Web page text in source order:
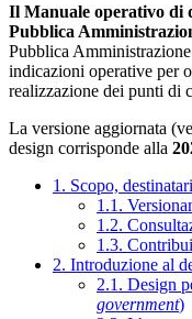
Il Manuale operativo di
Pubblica
Pubblica
indicazioni operative per
realizzazione dei punti di
La versione aggiornata
design corrisponde alla
1. Scopo,
1.1.
1.2.
1.3.
2. Introduzione al
2.1. Design
government)